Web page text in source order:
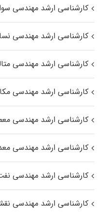
کارشناسی ارشد مهندسی
کارشناسی ارشد مهندسی
کارشناسی ارشد مهندسی
کارشناسی ارشد مهندسی
کارشناسی ارشد مهندسی
کارشناسی ارشد مهندسی
کارشناسی ارشد مهندسی
کارشناسی ارشد مهندسی